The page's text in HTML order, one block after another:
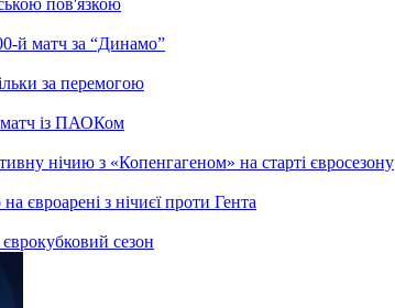
й матч за “Динамо”
за перемогою
із ПАОКом
нічию з «Копенгагеном» на старті євросезону
з нічиєї проти Гента
сезон